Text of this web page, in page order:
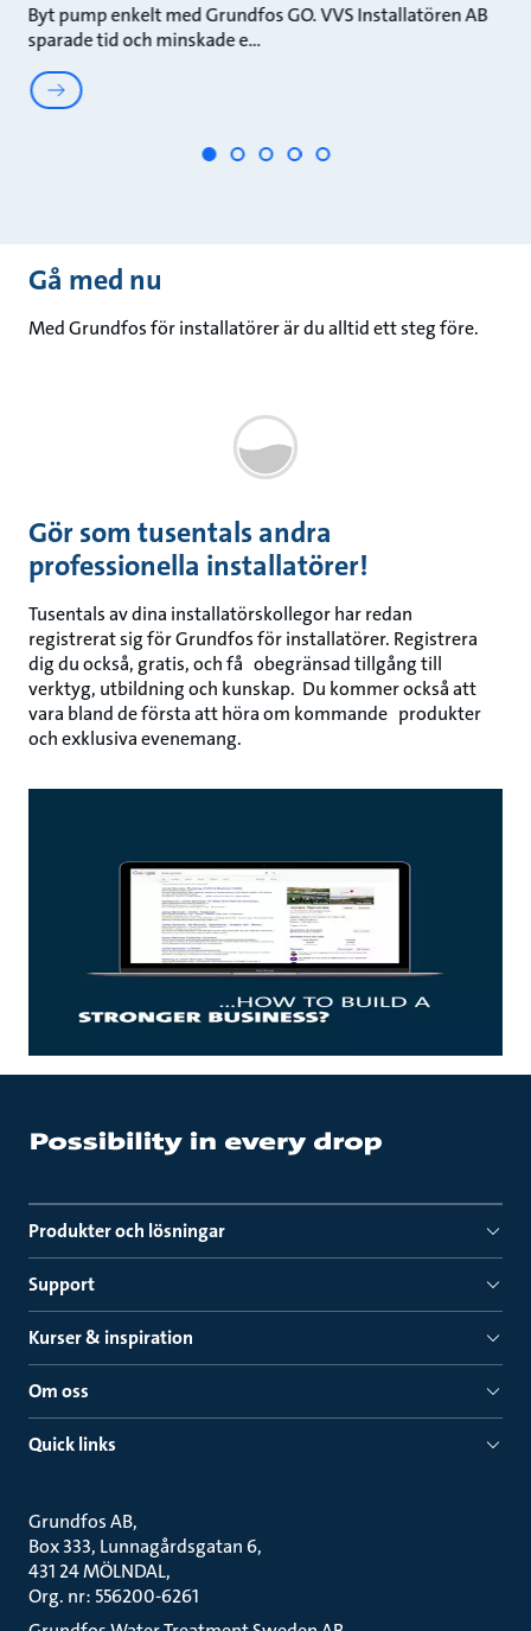
Byt pump enkelt med Grundfos GO. VVS Installatören AB
sparade tid och minskade e
Gå med nu
Med Grundfos för installatörer är du alltid ett steg före.
Gör som tusentals andra
professionella installatörer!
Tusentals av dina installatörskollegor har redan
registrerat sig för Grundfos för installatörer. Registrera
dig du också, gratis, och få obegränsad tillgång till
verktyg, utbildning och kunskap. Du kommer också att
vara bland de första att höra om kommande produkter
och exklusiva evenemang.
Produkter och lösningar
Support
Kurser & inspiration
Om oss
Quick links
Grundfos AB
Box 333, Lunnagårdsgatan 6
431 24 MÖLNDAL
Org. nr: 556200-6261